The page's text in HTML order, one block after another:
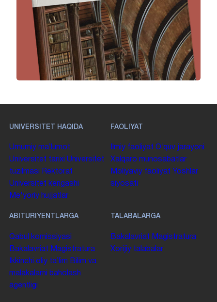
UNIVERSITET HAQIDA
Umumiy maʼlumot
Universitet tarixi Universitet
tuzilmasi
Rektorat
Universitet kengashi
Me'yoriy hujjatlar
FAOLIYAT
Ilmiy faoliyat Oʻquv jarayoni
Xalqaro munosabatlar
Moliyaviy faoliyat Yoshlar
siyosati
ABITURIYENTLARGA
Qabul komissiyasi
Bakalavriat Magistratura
Ikkinchi oliy taʼlim Bilim va
malakalarni baholash
agentligi
TALABALARGA
Bakalavriat Magistratura
Xorijiy talabalar